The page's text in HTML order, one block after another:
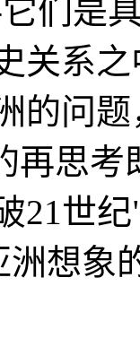
们是
关系
的问
再思考
21世
洲想象